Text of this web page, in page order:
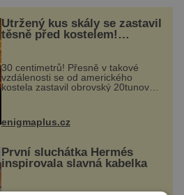
Utržený kus skály se zastavil
těsně před kostelem!
Ochránila ho boží síla?
30 centimetrů! Přesně v takové
vzdálenosti se od amerického
kostela zastavil obrovský 20tunový
při její demolici. Podle místních stojí
...
enigmaplus.cz
První sluchátka Hermés
inspirovala slavná kabelka